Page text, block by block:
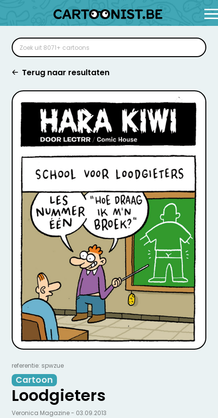
Terug naar resultaten
referentie: spwzue
Cartoon
Loodgieters
Veronica Magazine - 03.09.2013